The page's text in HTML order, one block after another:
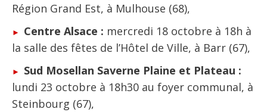
Région Grand Est, à Mulhouse (68),
Centre Alsace : mercredi 18 octobre à 18h à
la salle des fêtes de l’Hôtel de Ville, à Barr (67),
Sud Mosellan Saverne Plaine et Plateau :
lundi 23 octobre à 18h30 au foyer communal, à
Steinbourg (67),